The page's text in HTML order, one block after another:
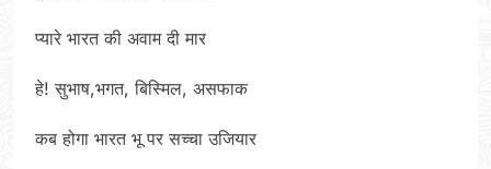
प्यारे भारत की अवाम दी मार
हे! सुभाष,भगत, बिस्मिल, असफाक
कब होगा भारत भू पर सच्चा उजियार